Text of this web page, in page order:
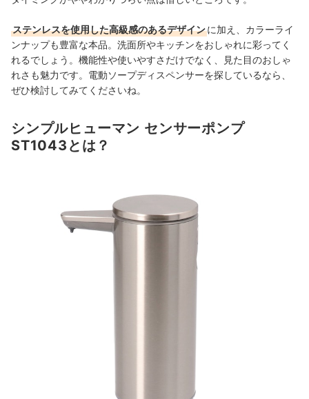
ステンレスを使用した高級感のあるデザインに加え、カラーライ
ンナップも豊富な本品。洗面所やキッチンをおしゃれに彩ってく
れるでしょう。機能性や使いやすさだけでなく、見た目のおしゃ
れさも魅力です。電動ソープディスペンサーを探しているなら、
ぜひ検討してみてくださいね。
シンプルヒューマン センサーポンプ
ST1043とは？